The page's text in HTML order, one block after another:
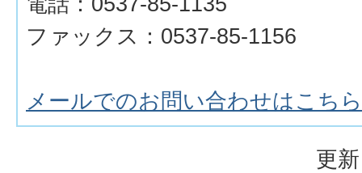
ファックス：0537-85-1156
メールでのお問い合わせはこちら
更